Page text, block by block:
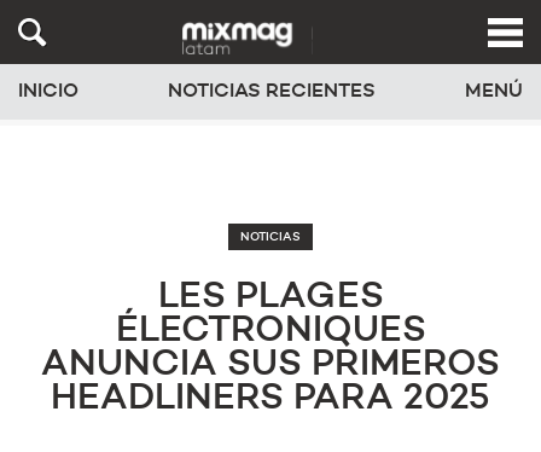
INICIO NOTICIAS RECIENTES MENÚ
NOTICIAS
LES PLAGES
ÉLECTRONIQUES
ANUNCIA SUS PRIMEROS
HEADLINERS PARA 2025